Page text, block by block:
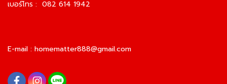
เบอร์โทร : 082 614 1942
E-mail : homematter888@gmail.com